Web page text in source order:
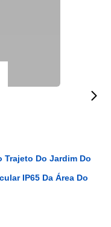
Trajeto Do Jardim Do
IP65 Da Área Do